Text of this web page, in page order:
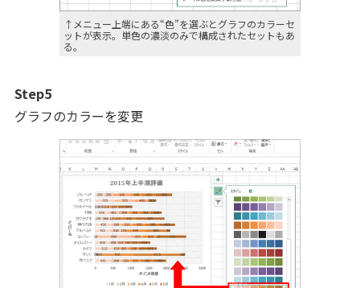
↑メニュー上端にある“色”を選ぶとグラフのカラーセ
ットが表示。単色の濃淡のみで構成されたセットもあ
る。
Step5
グラフのカラーを変更